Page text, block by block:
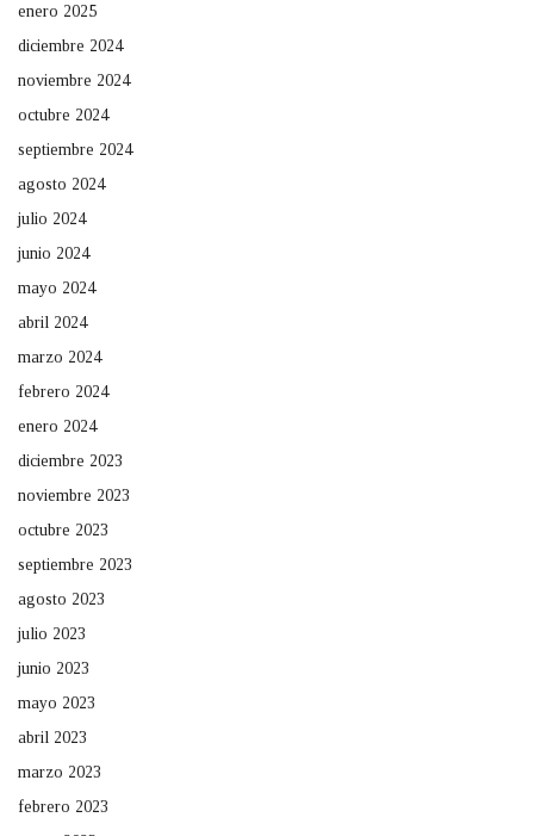
enero 2025
diciembre 2024
noviembre 2024
octubre 2024
septiembre 2024
agosto 2024
julio 2024
junio 2024
mayo 2024
abril 2024
marzo 2024
febrero 2024
enero 2024
diciembre 2023
noviembre 2023
octubre 2023
septiembre 2023
agosto 2023
julio 2023
junio 2023
mayo 2023
abril 2023
marzo 2023
febrero 2023